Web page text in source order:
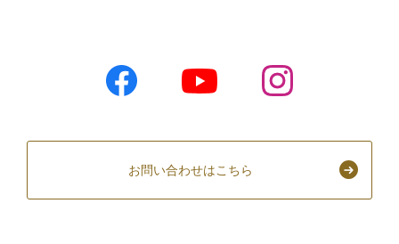
お問い合わせはこちら